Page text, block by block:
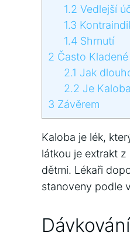
1.2 Vedlejší
1.3
1.4 Shrnutí
2 Často
2.1 Jak
2.2 Je
3 Závěrem
Kaloba je lék,
látkou je extrakt
dětmi. Lékaři
stanoveny podle